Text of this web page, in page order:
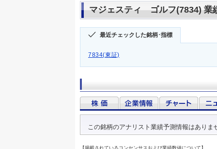
マジェスティ ゴルフ(7834) 業
最近チェックした銘柄･指標
7834(東証)